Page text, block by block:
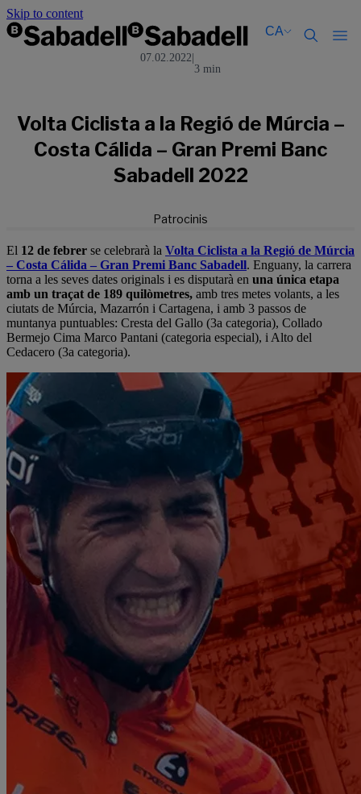
Skip to content
CA
Català
Español
Català
Español
07.02.2022
3 min
Volta Ciclista a la Regió de Múrcia –
Costa Cálida – Gran Premi Banc
Sabadell 2022
Patrocinis
El 12 de febrer se celebrarà la Volta Ciclista a la Regió de Múrcia
– Costa Cálida – Gran Premi Banc Sabadell. Enguany, la carrera
torna a les seves dates originals i es disputarà en una única etapa
amb un traçat de 189 quilòmetres, amb tres metes volants, a les
ciutats de Múrcia, Mazarrón i Cartagena, i amb 3 passos de
muntanya puntuables: Cresta del Gallo (3a categoria), Collado
Bermejo Cima Marco Pantani (categoria especial), i Alto del
Cedacero (3a categoria).